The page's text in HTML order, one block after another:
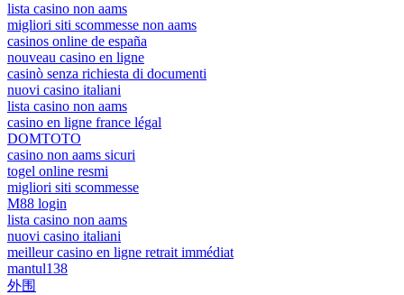
lista casino non aams
migliori siti scommesse non aams
casinos online de españa
nouveau casino en ligne
casinò senza richiesta di documenti
nuovi casino italiani
lista casino non aams
casino en ligne france légal
DOMTOTO
casino non aams sicuri
togel online resmi
migliori siti scommesse
M88 login
lista casino non aams
nuovi casino italiani
meilleur casino en ligne retrait immédiat
mantul138
外围